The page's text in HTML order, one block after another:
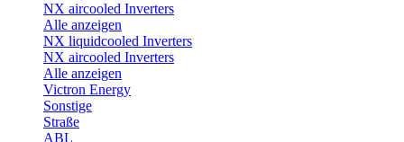
NX aircooled Inverters
Alle anzeigen
NX liquidcooled Inverters
NX aircooled Inverters
Alle anzeigen
Victron Energy
Sonstige
Straße
ABL